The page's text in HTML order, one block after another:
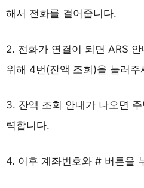
해서 전화를 걸어줍니다.
2. 전화가 연결이 되면 ARS
위해 4번(잔액 조회)을 눌러주
3. 잔액 조회 안내가 나오면
력합니다.
4. 이후 계좌번호와 # 버튼을